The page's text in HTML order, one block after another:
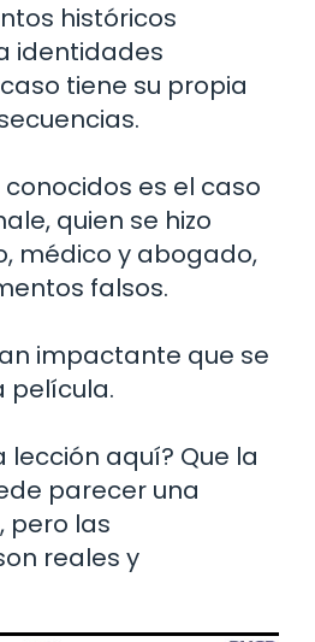
históricos
identidades
tiene su propia
es el caso
quien se hizo
médico y abogado,
falsos.
impactante que se
película.
lección aquí? Que la
parecer una
pero las
reales y